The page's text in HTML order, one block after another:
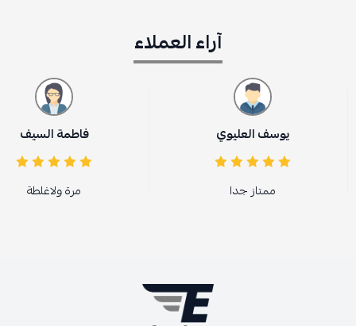
آراء العملاء
العليوي فاطمة السيف